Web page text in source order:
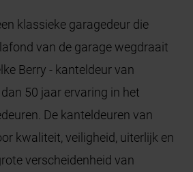
klassieke garagedeur die
van de garage wegdraait
Berry - kanteldeur van
50 jaar ervaring in het
De kanteldeuren van
kwaliteit, veiligheid, uiterlijk en
verscheidenheid van